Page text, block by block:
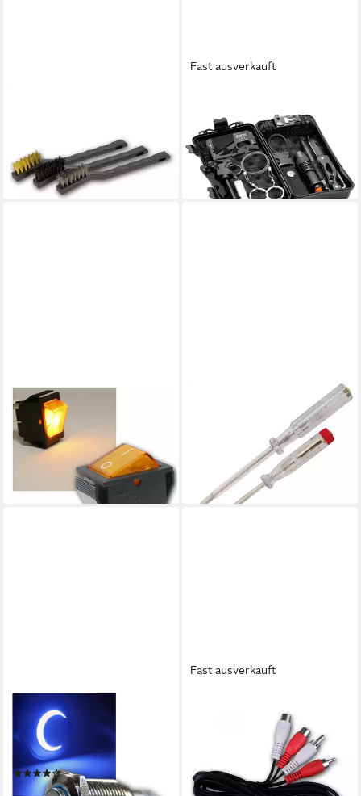
7,29 €
lieferbar - in 3-4 Werktagen bei dir
Fast ausverkauft
Taschenmesser Survival-Set
in Schutzbox 207769
(1)
28,29 €
lieferbar - in 3-4 Werktagen bei dir
BLANKO
Schalter Einbau-
Wippenschalter beleuchtet 2-
polig gelb
lieferbar - in 3-4 Werktagen bei dir
Spannungsprüfer für 230V,
2er Pack Blister
lieferbar - in 3-4 Werktagen bei dir
BLANKO
Schalter Druck-Schalter
Metall, 230V/3A, Beleuchtung
Blau
(1)
12,69 €
Fast ausverkauft
Cinch-Stecker Cinch Kabel
Verlängerung 1,5m,
Cinchverlängerung
7,39 €
lieferbar - in 3-4 Werktagen bei dir